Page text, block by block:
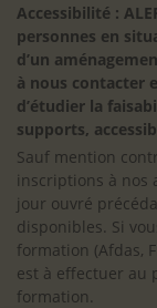
Accessibilité :
personnes en
d’un
à nous contacter
d’étudier la
supports,
Sauf mention
inscriptions à nos
jour ouvré
disponibles. Si
formation (Afdas,
est à effectuer au
formation.